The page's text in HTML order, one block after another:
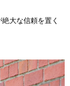
大な信頼を置く